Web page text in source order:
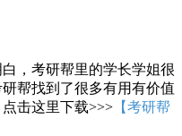
，考研帮里的学长学姐很
帮找到了很多有用有价值
击这里下载>>> 【考研帮